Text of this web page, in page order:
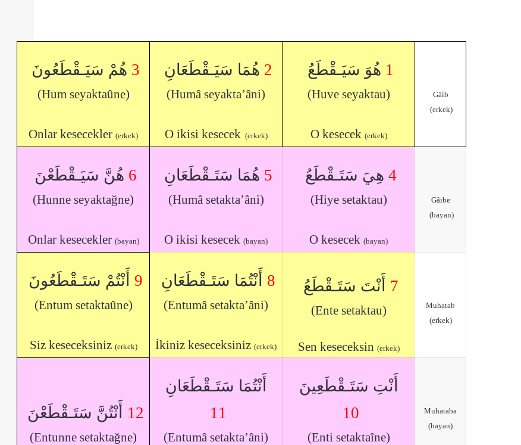
هُمْ سَيَـقْطَعُونَ 3
(Hum seyaktaûne)
Onlar kesecekler (erkek)
هُمَا سَيَـقْطَعَانِ 2
(Humâ seyakta’âni)
O ikisi kesecek (erkek)
هُوَ سَيَـقْطَعُ 1
(Huve seyaktau)
O kesecek (erkek)
Gâib
(erkek)
هُنَّ سَيَـقْطَعْنَ 6
(Hunne seyaktağne)
Onlar kesecekler (bayan)
هُمَا سَتَـقْطَعَانِ 5
(Humâ setakta’âni)
O ikisi kesecek (bayan)
هِيَ سَتَـقْطَعُ 4
(Hiye setaktau)
O kesecek (bayan)
Gâibe
(bayan)
أَنْتُمْ سَتَـقْطَعُونَ 9
(Entum setaktaûne)
Siz keseceksiniz (erkek)
أَنْتُمَا سَتَـقْطَعَانِ 8
(Entumâ setakta’âni)
İkiniz keseceksiniz (erkek)
أَنْتَ سَتَـقْطَعُ 7
(Ente setaktau)
Sen keseceksin (erkek)
Muhatab
(erkek)
أَنْتُنَّ سَتَـقْطَعْنَ 12
(Entunne setaktağne)
أَنْتُمَا سَتَـقْطَعَانِ
11
(Entumâ setakta’âni)
أَنْتِ سَتَـقْطَعِينَ
10
(Enti setaktaîne)
Muhataba
(bayan)